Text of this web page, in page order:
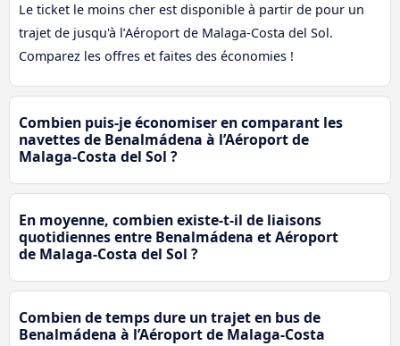
Le ticket le moins cher est disponible à partir de pour un
trajet de jusqu'à l’Aéroport de Malaga-Costa del Sol.
Comparez les offres et faites des économies !
Combien puis-je économiser en comparant les
navettes de Benalmádena à l’Aéroport de
Malaga-Costa del Sol ?
En moyenne, combien existe-t-il de liaisons
quotidiennes entre Benalmádena et Aéroport
de Malaga-Costa del Sol ?
Combien de temps dure un trajet en bus de
Benalmádena à l’Aéroport de Malaga-Costa